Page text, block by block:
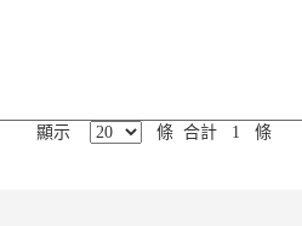
顯示 條 合計 1 條